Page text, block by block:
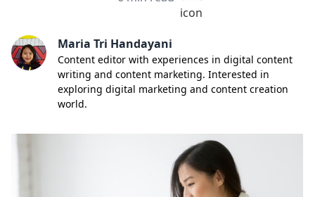
Maria Tri Handayani
Content editor with experiences in digital content
writing and content marketing. Interested in
exploring digital marketing and content creation
world.